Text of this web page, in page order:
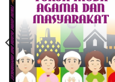
Add